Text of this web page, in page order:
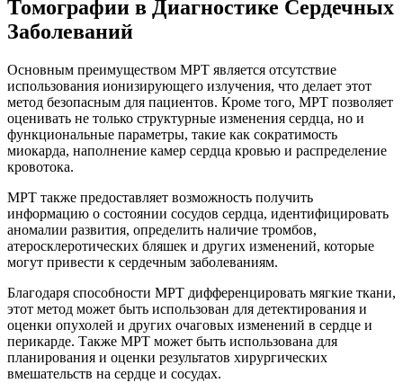
Томографии в Диагностике Сердечных
Заболеваний
Основным преимуществом МРТ является отсутствие
использования ионизирующего излучения, что делает этот
метод безопасным для пациентов. Кроме того, МРТ позволяет
оценивать не только структурные изменения сердца, но и
функциональные параметры, такие как сократимость
миокарда, наполнение камер сердца кровью и распределение
кровотока.
МРТ также предоставляет возможность получить
информацию о состоянии сосудов сердца, идентифицировать
аномалии развития, определить наличие тромбов,
атеросклеротических бляшек и других изменений, которые
могут привести к сердечным заболеваниям.
Благодаря способности МРТ дифференцировать мягкие ткани,
этот метод может быть использован для детектирования и
оценки опухолей и других очаговых изменений в сердце и
перикарде. Также МРТ может быть использована для
планирования и оценки результатов хирургических
вмешательств на сердце и сосудах.